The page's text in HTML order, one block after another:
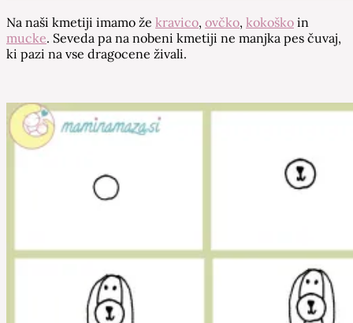
Na naši kmetiji imamo že kravico, ovčko, kokoško in
mucke. Seveda pa na nobeni kmetiji ne manjka pes čuvaj,
ki pazi na vse dragocene živali.